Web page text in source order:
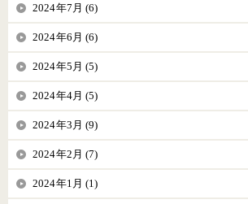
2024年7月 (6)
2024年6月 (6)
2024年5月 (5)
2024年4月 (5)
2024年3月 (9)
2024年2月 (7)
2024年1月 (1)